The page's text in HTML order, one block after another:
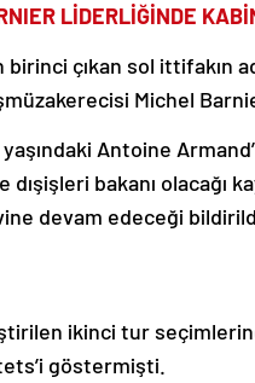
LİDERLİĞİNDE
birinci çıkan sol ittifakın
Michel
Antoine
bakanı olacağı
devam edeceği
ikinci tur
göstermişti.